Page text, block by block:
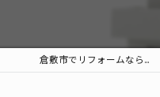
倉敷市でリフォームならリフォームクライチ (株)MGE